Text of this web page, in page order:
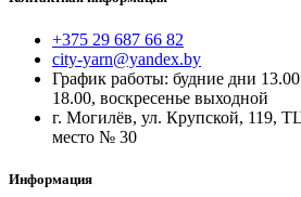
+375 29 687 66 82
city-yarn@yandex.by
График работы: будние дни
18.00, воскресенье выходной
г. Могилёв, ул. Крупской, 119,
место № 30
Информация